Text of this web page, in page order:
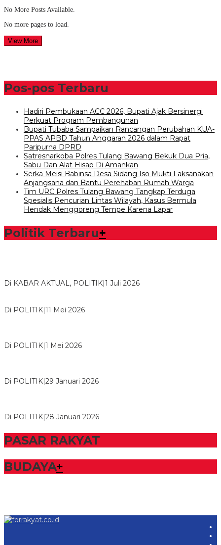
No More Posts Available.
No more pages to load.
View More
Pos-pos Terbaru
Hadiri Pembukaan ACC 2026, Bupati Ajak Bersinergi
Perkuat Program Pembangunan
Bupati Tubaba Sampaikan Rancangan Perubahan KUA-
PPAS APBD Tahun Anggaran 2026 dalam Rapat
Paripurna DPRD
Satresnarkoba Polres Tulang Bawang Bekuk Dua Pria,
Sabu Dan Alat Hisap Di Amankan
Serka Meisi Babinsa Desa Sidang Iso Mukti Laksanakan
Anjangsana dan Bantu Perehaban Rumah Warga
Tim URC Polres Tulang Bawang Tangkap Terduga
Spesialis Pencurian Lintas Wilayah, Kasus Bermula
Hendak Menggoreng Tempe Karena Lapar
Politik Terbaru+
Di KABAR AKTUAL, POLITIK 1 Juli 2026
Di POLITIK 11 Mei 2026
Di POLITIK 1 Mei 2026
Di POLITIK 29 Januari 2026
Di POLITIK 28 Januari 2026
PASAR RAKYAT
BUDAYA+